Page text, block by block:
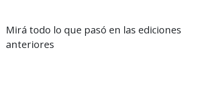
Mirá todo lo que pasó en las ediciones
anteriores